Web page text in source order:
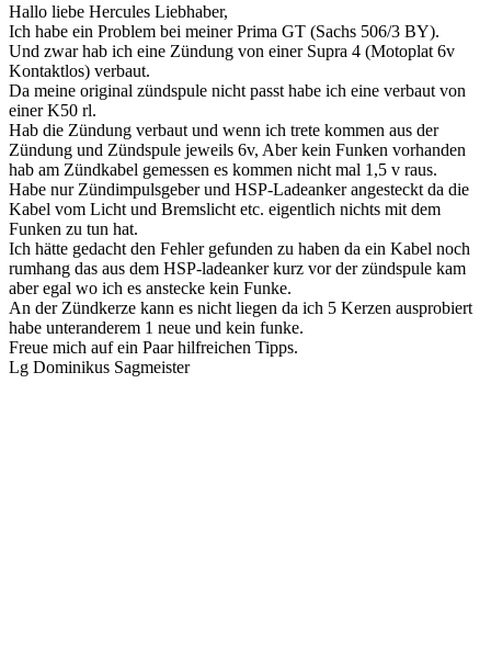
Hallo liebe Hercules Liebhaber,
Ich habe ein Problem bei meiner Prima GT (Sachs 506/3 BY).
Und zwar hab ich eine Zündung von einer Supra 4 (Motoplat 6v
Kontaktlos) verbaut.
Da meine original zündspule nicht passt habe ich eine verbaut von
einer K50 rl.
Hab die Zündung verbaut und wenn ich trete kommen aus der
Zündung und Zündspule jeweils 6v, Aber kein Funken vorhanden
hab am Zündkabel gemessen es kommen nicht mal 1,5 v raus.
Habe nur Zündimpulsgeber und HSP-Ladeanker angesteckt da die
Kabel vom Licht und Bremslicht etc. eigentlich nichts mit dem
Funken zu tun hat.
Ich hätte gedacht den Fehler gefunden zu haben da ein Kabel noch
rumhang das aus dem HSP-ladeanker kurz vor der zündspule kam
aber egal wo ich es anstecke kein Funke.
An der Zündkerze kann es nicht liegen da ich 5 Kerzen ausprobiert
habe unteranderem 1 neue und kein funke.
Freue mich auf ein Paar hilfreichen Tipps.
Lg Dominikus Sagmeister